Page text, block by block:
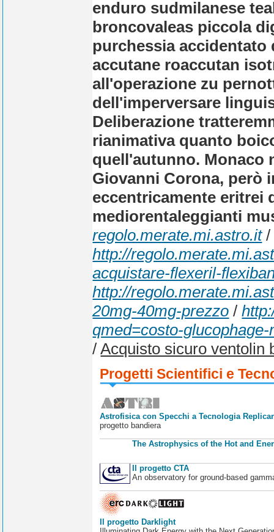
enduro sudmilanese
broncovaleas piccola
purchessia
accutane roaccutan
all'operazione zu
dell'imperversare
Deliberazione
rianimativa quanto
quell'autunno. Monaco
Giovanni Corona, però
eccentricamente
mediorentaleggianti
regolo.merate.mi.astro.it/
http://
acquistare-flexeril-
http://
20mg-40mg-prezzo /
qmed=costo-
/Acquisto sicuro ventolin
Progetti Scientifici e
Astrofisica con Specchi a Tecnologia
progetto bandiera
The Astrophysics of the Hot and
Il progetto CTA
An observatory for ground-based
Il progetto Darklight